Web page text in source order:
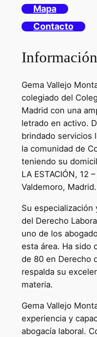
Mapa
Contacto
Información
Gema Vallejo
colegiado del
Madrid con una
letrado en activo.
brindado servicios
la comunidad de
teniendo su
LA ESTACIÓN, 12
Valdemoro, Madrid.
Su
del Derecho
uno de los
esta área. Ha sido
de 80 en Derecho
respalda su
materia.
Gema Vallejo
experiencia y
abogacía laboral.